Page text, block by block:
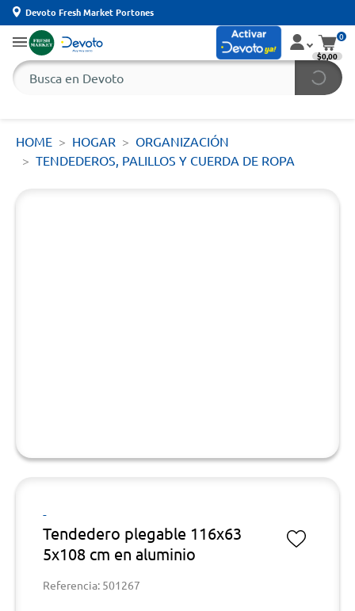
Devoto Fresh Market Portones
0
$0,00
HOME HOGAR
ORGANIZACIÓN
TENDEDEROS, PALILLOS Y CUERDA DE ROPA
-
Tendedero plegable 116x63
5x108 cm en aluminio
Referencia: 501267